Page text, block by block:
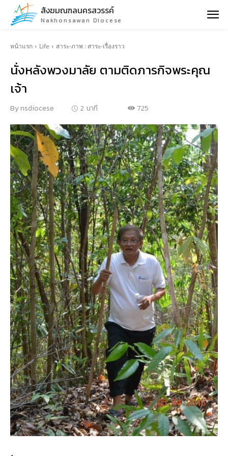
สังฆมณฑลนครสวรรค์
Nakhonsawan Diocese
หน้าแรก Life สาระ-ภาพ : สาระ-เรื่องราว
นั่งหลังพวงมาลัย ตามติดภารกิจพระคุณ
เจ้า
Bynsdiocese 2 นาที 725